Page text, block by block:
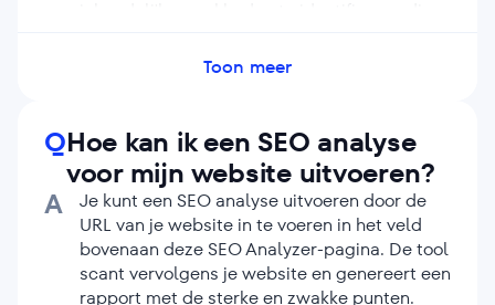
nauwelijks hoger in de zoekresultaten
verbeteren, organisch verkeer te genereren
en online concurrerend te blijven.
Toon meer
QHoe kan ik een SEO analyse
voor mijn website uitvoeren?
A
Je kunt een SEO analyse uitvoeren door de
URL van je website in te voeren in het veld
bovenaan deze SEO Analyzer-pagina. De tool
scant vervolgens je website en genereert een
rapport met de sterke en zwakke punten.